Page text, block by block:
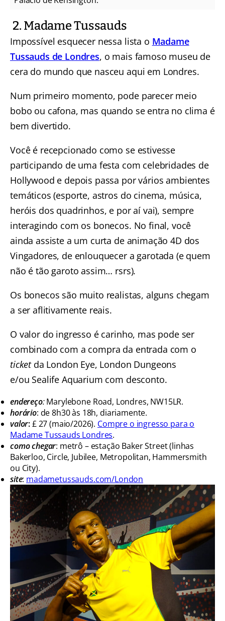
2. Madame Tussauds
Impossível esquecer nessa lista o Madame
Tussauds de Londres, o mais famoso museu de
cera do mundo que nasceu aqui em Londres.
Num primeiro momento, pode parecer meio
bobo ou cafona, mas quando se entra no clima é
bem divertido.
Você é recepcionado como se estivesse
participando de uma festa com celebridades de
Hollywood e depois passa por vários ambientes
temáticos (esporte, astros do cinema, música,
heróis dos quadrinhos, e por aí vai), sempre
interagindo com os bonecos. No final, você
ainda assiste a um curta de animação 4D dos
Vingadores, de enlouquecer a garotada (e quem
não é tão garoto assim… rsrs).
Os bonecos são muito realistas, alguns chegam
a ser aflitivamente reais.
O valor do ingresso é carinho, mas pode ser
combinado com a compra da entrada com o
ticketda London Eye, London Dungeons
e/ou Sealife Aquarium com desconto.
endereço:Marylebone Road, Londres, NW15LR.
horário: de 8h30 às 18h, diariamente.
valor:£ 27 (maio/2026). Compre o ingresso para o
Madame Tussauds Londres.
como chegar: metrô – estação Baker Street (linhas
Bakerloo, Circle, Jubilee, Metropolitan, Hammersmith
ou City).
site: madametussauds.com/London